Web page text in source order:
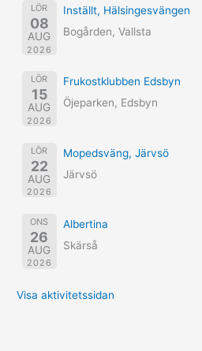
LÖR
08
AUG
2026
Inställt, Hälsingesvängen
Bogården, Vallsta
LÖR
15
AUG
2026
Frukostklubben Edsbyn
Öjeparken, Edsbyn
LÖR
22
AUG
2026
Mopedsväng, Järvsö
Järvsö
ONS
26
AUG
2026
Albertina
Skärså
Visa aktivitetssidan